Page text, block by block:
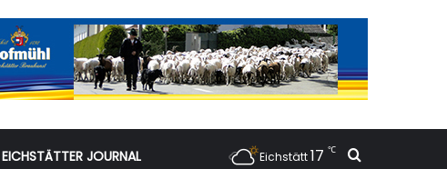
EICHSTÄTTER JOURNAL Eichstätt17 ℃ Suchen